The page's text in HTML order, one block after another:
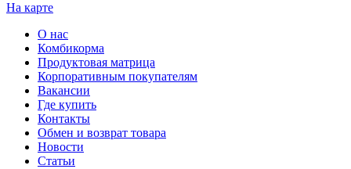
На карте
О нас
Комбикорма
Продуктовая матрица
Корпоративным покупателям
Вакансии
Где купить
Контакты
Обмен и возврат товара
Новости
Статьи